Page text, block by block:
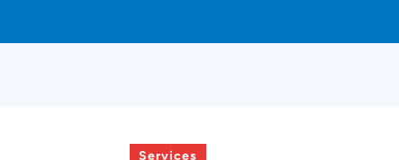
Services